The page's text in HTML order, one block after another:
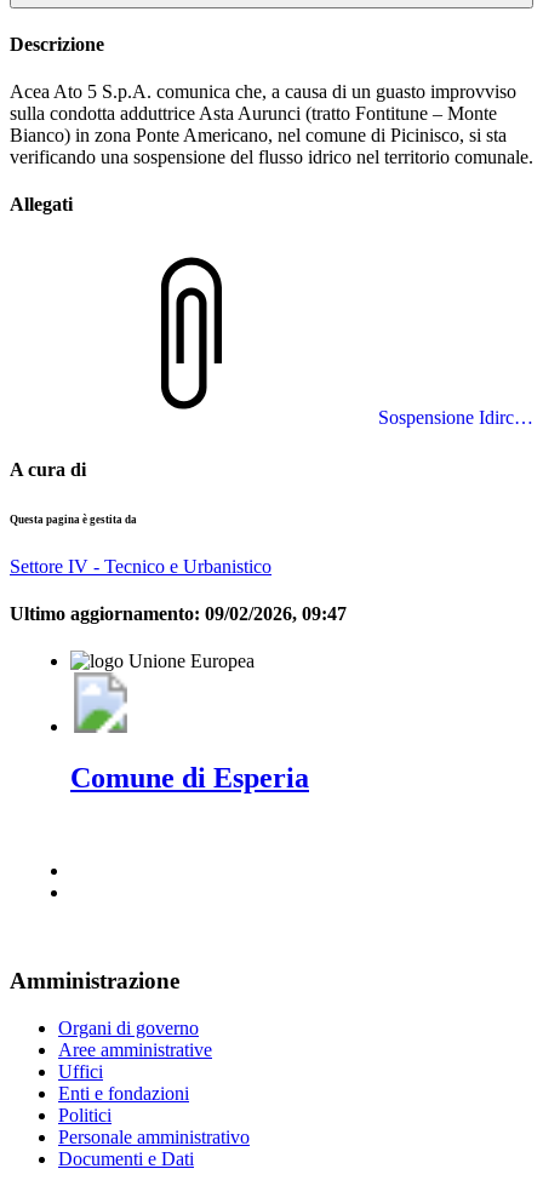
Descrizione
Acea Ato 5 S.p.A. comunica che, a causa di un guasto improvviso
sulla condotta adduttrice Asta Aurunci (tratto Fontitune – Monte
Bianco) in zona Ponte Americano, nel comune di Picinisco, si sta
verificando una sospensione del flusso idrico nel territorio comunale.
Allegati
Sospensione Idirca Improvvisa 09.02.2026
A cura di
Questa pagina è gestita da
Settore IV - Tecnico e Urbanistico
Ultimo aggiornamento: 09/02/2026, 09:47
Comune di Esperia
Amministrazione
Organi di governo
Aree amministrative
Uffici
Enti e fondazioni
Politici
Personale amministrativo
Documenti e Dati